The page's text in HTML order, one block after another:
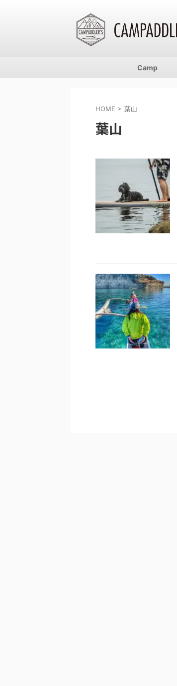
Camp
HOME > 葉山
葉山